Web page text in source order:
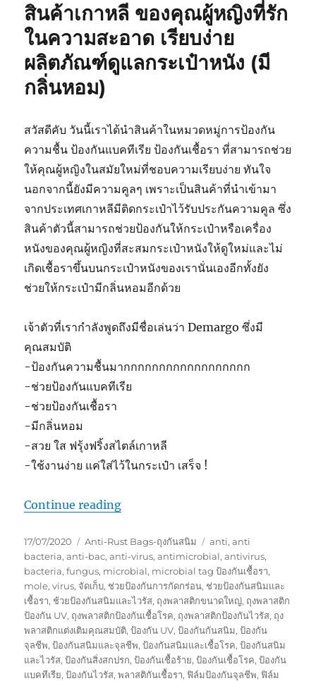
และ
อุปกรณ์
เดิน
ป่า
ให้
แบคทีเรีย
และ
รา
สินค้าเกาหลี ของคุณผู้หญิงที่รัก
ในความสะอาด เรียบง่าย
ผลิตภัณฑ์ดูแลกระเป๋าหนัง (มี
กลิ่นหอม)
สวัสดีคับ วันนี้เราได้นำสินค้าในหมวดหมู่การป้องกัน
ความชื้น ป้องกันแบคทีเรีย ป้องกันเชื้อรา ที่สามารถช่วย
ให้คุณผู้หญิงในสมัยใหม่ที่ชอบความเรียบง่าย ทันใจ
นอกจากนี้ยังมีความคูลๆ เพราะเป็นสินค้าที่นำเข้ามา
จากประเทศเกาหลีมีติดกระเป๋าไว้รับประกันความคูล ซึ่ง
สินค้าตัวนี้สามารถช่วยป้องกันให้กระเป๋าหรือเครื่อง
หนังของคุณผู้หญิงที่สะสมกระเป๋าหนังให้ดูใหม่และไม่
เกิดเชื้อราขึ้นบนกระเป๋าหนังของเรานั่นเองอีกทั้งยัง
ช่วยให้กระเป๋ามีกลิ่นหอมอีกด้วย
เจ้าตัวที่เรากำลังพูดถึงมีชื่อเล่นว่า Demargo ซึ่งมี
คุณสมบัติ
-ป้องกันความชื้นมากกกกกกกกกกกกกกกกกก
-ช่วยป้องกันแบคทีเรีย
-ช่วยป้องกันเชื้อรา
-มีกลิ่นหอม
-สวย ใส ฟรุ้งฟริ้งสไตล์เกาหลี
-ใช้งานง่าย แค่ใส่ไว้ในกระเป๋า เสร็จ !
Continue reading“สินค้าเกาหลี ของคุณผู้หญิงที่รักในคว
Posted
on
17/07/2020 Categories
Anti-Rust Bags-ถุงกันสนิม Tags
anti,anti
bacteria,anti-bac,anti-virus,antimicrobial,antivirus,
bacteria,fungus, microbial, microbial tag ป้องกันเชื้อรา,
mole,virus, จัดเก็บ, ช่วยป้องกันการกัดกร่อน, ช่วยป้องกันสนิมและ
เชื้อรา, ช้วยป้องกันสนิมและไวรัส, ถุงพลาสติกขนาดใหญ่, ถุงพลาสติก
ป้องกัน UV, ถุงพลาสติกป้องกันเชื้อโรค, ถุงพลาสติกป้องกันไวรัส, ถุง
พลาสติกแต่งเติมคุณสมบัติ,ป้องกัน UV,ป้องกันกันสนิม,ป้องกัน
จุลชีพ,ป้องกันสนิมและจุลชีพ,ป้องกันสนิมและเชื้อโรค,ป้องกันสนิม
และไวรัส,ป้องกันสิ่งสกปรก,ป้องกันเชื้อร้าย,ป้องกันเชื้อโรค,ป้องกัน
แบคทีเรีย,ป้องกันไวรัส,พลาสติกันเชื้อรา, ฟิล์มป้องกันจุลชีพ, ฟิล์ม